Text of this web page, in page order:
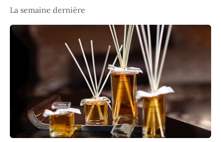
La semaine dernière